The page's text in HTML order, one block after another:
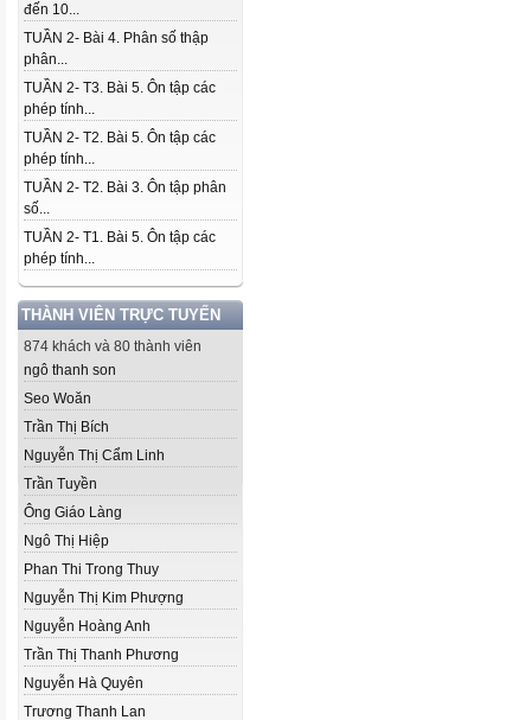
đến 10...
TUẦN 2- Bài 4. Phân số thập
phân...
TUẦN 2- T3. Bài 5. Ôn tập các
phép tính...
TUẦN 2- T2. Bài 5. Ôn tập các
phép tính...
TUẦN 2- T2. Bài 3. Ôn tập phân
số...
TUẦN 2- T1. Bài 5. Ôn tập các
phép tính...
THÀNH VIÊN TRỰC TUYẾN
874 khách và 80 thành viên
ngô thanh son
Seo Woăn
Trần Thị Bích
Nguyễn Thị Cẩm Linh
Trần Tuyền
Ông Giáo Làng
Ngô Thị Hiệp
Phan Thi Trong Thuy
Nguyễn Thị Kim Phượng
Nguyễn Hoàng Anh
Trần Thị Thanh Phương
Nguyễn Hà Quyên
Trương Thanh Lan